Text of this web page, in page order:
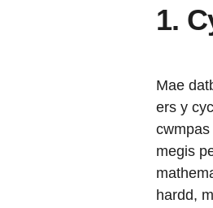
1.
Mae
ers y
megis
hardd,